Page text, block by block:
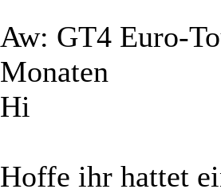
Aw: GT4 Euro-
Monaten
Hi
Hoffe ihr hattet